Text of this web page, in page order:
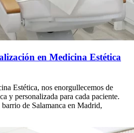
en Medicina Estética
Estética, nos enorgullecemos de
y personalizada para cada paciente.
de Salamanca en Madrid,